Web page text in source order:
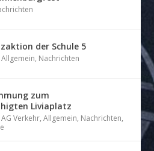
der Schule 5
Allgemein, Nachrichten
zum
Liviaplatz
AG Verkehr,Allgemein, Nachrichten,